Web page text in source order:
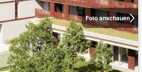
Foto anschauen